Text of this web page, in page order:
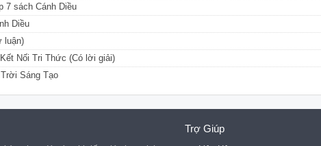
7 sách Cánh Diều
Diều
luận)
Nối Tri Thức (Có lời giải)
Sáng Tạo
Trợ Giúp